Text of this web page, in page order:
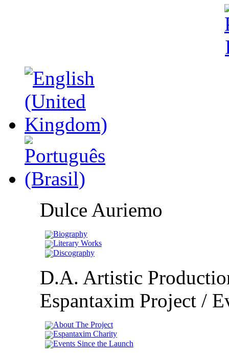
Dulce Auriemo
Biography
Literary Works
Discography
D.A. Artistic
Espantaxim Project /
About The Project
Espantaxim Charity
Events Since the Launch